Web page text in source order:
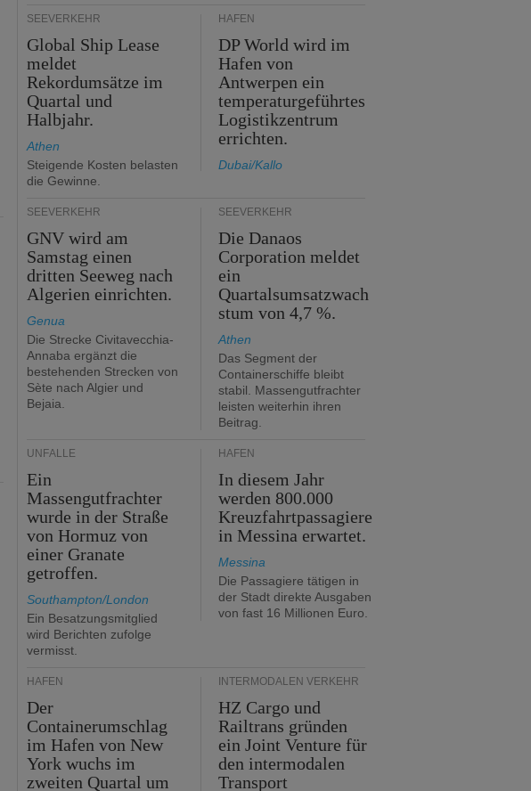
SEEVERKEHR
Global Ship Lease
meldet
Rekordumsätze im
Quartal und
Halbjahr.
Athen
Steigende Kosten belasten
die Gewinne.
HÄFEN
DP World wird im
Hafen von
Antwerpen ein
temperaturgeführtes
Logistikzentrum
errichten.
Dubai/Kallo
SEEVERKEHR
GNV wird am
Samstag einen
dritten Seeweg nach
Algerien einrichten.
Genua
Die Strecke Civitavecchia-
Annaba ergänzt die
bestehenden Strecken von
Sète nach Algier und
Bejaia.
SEEVERKEHR
Die Danaos
Corporation meldet
ein
Quartalsumsatzwach
stum von 4,7 %.
Athen
Das Segment der
Containerschiffe bleibt
stabil. Massengutfrachter
leisten weiterhin ihren
Beitrag.
UNFÄLLE
Ein
Massengutfrachter
wurde in der Straße
von Hormuz von
einer Granate
getroffen.
Southampton/London
Ein Besatzungsmitglied
wird Berichten zufolge
vermisst.
HÄFEN
In diesem Jahr
werden 800.000
Kreuzfahrtpassagiere
in Messina erwartet.
Messina
Die Passagiere tätigen in
der Stadt direkte Ausgaben
von fast 16 Millionen Euro.
HÄFEN
Der
Containerumschlag
im Hafen von New
York wuchs im
zweiten Quartal um
INTERMODALEN VERKEHR
HZ Cargo und
Railtrans gründen
ein Joint Venture für
den intermodalen
Transport